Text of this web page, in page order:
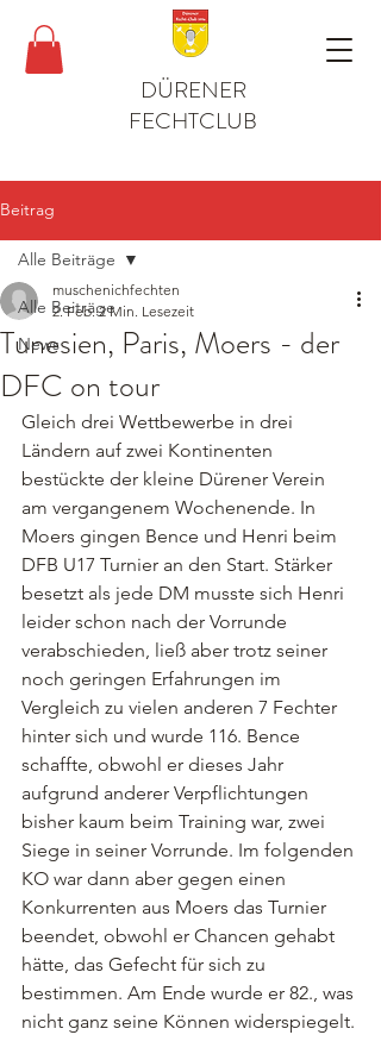
DÜRENER
FECHTCLUB
Beitrag
Alle Beiträge
News
Alle Beiträge
Tunesien, Paris, Moers - der
DFC on tour
muschenichfechten
2. Feb. 2 Min. Lesezeit
Gleich drei Wettbewerbe in drei
Ländern auf zwei Kontinenten
bestückte der kleine Dürener Verein
am vergangenem Wochenende. In
Moers gingen Bence und Henri beim
DFB U17 Turnier an den Start. Stärker
besetzt als jede DM musste sich Henri
leider schon nach der Vorrunde
verabschieden, ließ aber trotz seiner
noch geringen Erfahrungen im
Vergleich zu vielen anderen 7 Fechter
hinter sich und wurde 116. Bence
schaffte, obwohl er dieses Jahr
aufgrund anderer Verpflichtungen
bisher kaum beim Training war, zwei
Siege in seiner Vorrunde. Im folgenden
KO war dann aber gegen einen
Konkurrenten aus Moers das Turnier
beendet, obwohl er Chancen gehabt
hätte, das Gefecht für sich zu
bestimmen. Am Ende wurde er 82., was
nicht ganz seine Können widerspiegelt.